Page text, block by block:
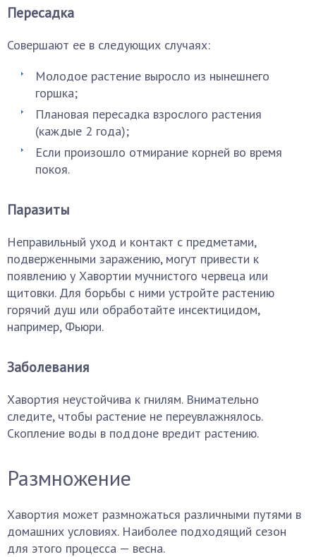
Пересадка
Совершают ее в следующих случаях:
Молодое растение выросло из нынешнего
горшка;
Плановая пересадка взрослого растения
(каждые 2 года);
Если произошло отмирание корней во время
покоя.
Паразиты
Неправильный уход и контакт с предметами,
подверженными заражению, могут привести к
появлению у Хавортии мучнистого червеца или
щитовки. Для борьбы с ними устройте растению
горячий душ или обработайте инсектицидом,
например, Фьюри.
Заболевания
Хавортия неустойчива к гнилям. Внимательно
следите, чтобы растение не переувлажнялось.
Скопление воды в поддоне вредит растению.
Размножение
Хавортия может размножаться различными путями в
домашних условиях. Наиболее подходящий сезон
для этого процесса — весна.